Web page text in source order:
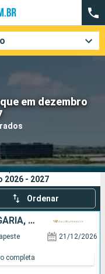
em dezembro
2026 - 2027
Ordenar
HUNGRIA, CROÁCIA, SÉRVIA, BULGÁRIA, ROMÊNIA
21/12/2026
completa